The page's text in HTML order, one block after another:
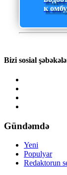
к
Bizi sosial
Gündəmdə
Yeni
Populyar
Redaktorun